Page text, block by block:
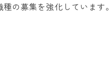
の募集を強化しています。